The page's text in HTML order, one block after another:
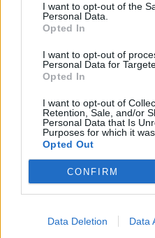
I want to opt-out of the
Personal Data.
Opted In
I want to opt-out of
Personal Data for
Opted In
I want to opt-out of
Retention, Sale, and/or
Personal Data that Is
Purposes for which it
Opted Out
CONFIRM
Data Deletion Data
Μεσσηνία: Η στιγμή
στη Λογγά (video)